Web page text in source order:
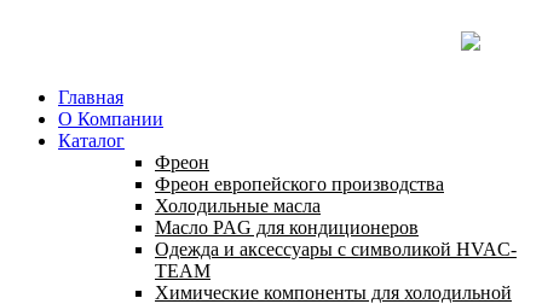
Главная
О Компании
Каталог
Фреон
Фреон европейского производства
Холодильные масла
Масло PAG для кондиционеров
Одежда и аксессуары с символикой HVAC-
TEAM
Химические компоненты для холодильной